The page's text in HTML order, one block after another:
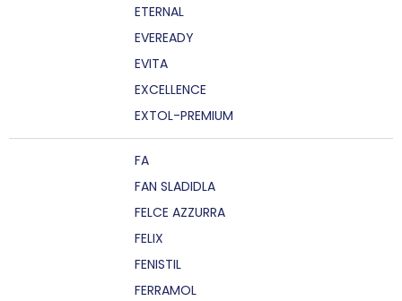
ETERNAL
EVEREADY
EVITA
EXCELLENCE
EXTOL-PREMIUM
FA
FAN SLADIDLA
FELCE AZZURRA
FELIX
FENISTIL
FERRAMOL